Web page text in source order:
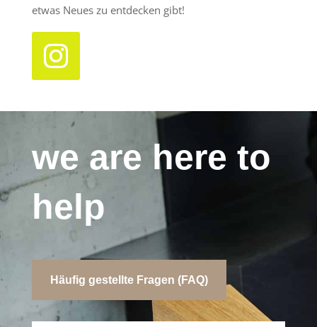
etwas Neues zu entdecken gibt!
we are here to
help
Häufig gestellte Fragen (FAQ)